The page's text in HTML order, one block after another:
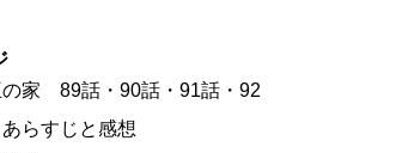
の家 89話・90話・91話・92
らすじと感想